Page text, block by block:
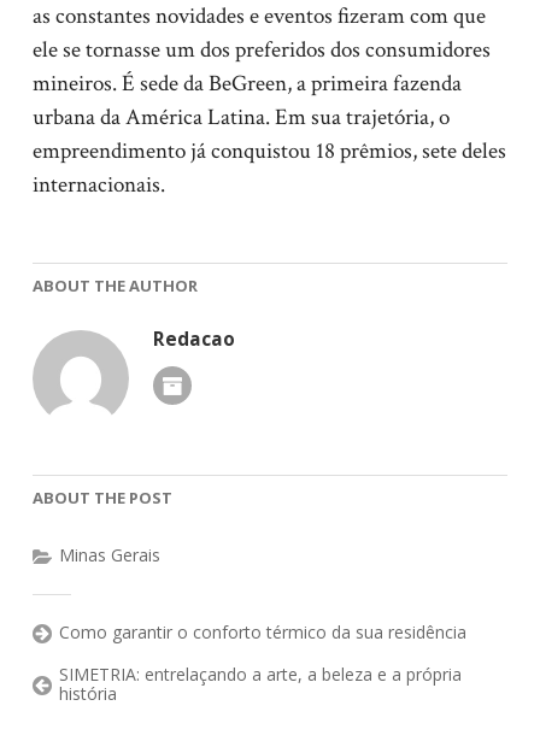
as constantes novidades e eventos fizeram com que
ele se tornasse um dos preferidos dos consumidores
mineiros. É sede da BeGreen, a primeira fazenda
urbana da América Latina. Em sua trajetória, o
empreendimento já conquistou 18 prêmios, sete deles
internacionais.
ABOUT THE AUTHOR
Redacao
ABOUT THE POST
Minas Gerais
Como garantir o conforto térmico da sua residência
SIMETRIA: entrelaçando a arte, a beleza e a própria
história